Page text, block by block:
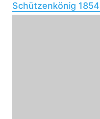
Schützenkönig 1854